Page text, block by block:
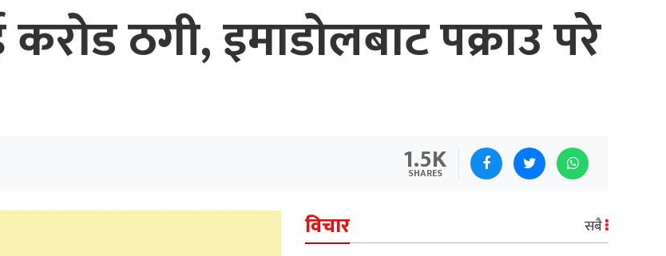
ठगी, इमाडोलबाट पक्राउ परे
1.5K
SHARES
विचार सबै